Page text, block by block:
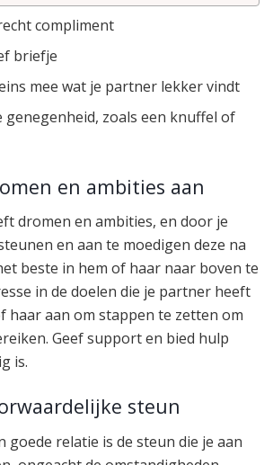
compliment
briefje
mee wat je partner lekker vindt
genegenheid, zoals een knuffel of
en ambities aan
dromen en ambities, en door je
en aan te moedigen deze na
beste in hem of haar naar boven te
in de doelen die je partner heeft
haar aan om stappen te zetten om
Geef support en bied hulp
is.
steun
goede relatie is de steun die je aan